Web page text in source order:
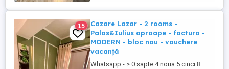
cele mai căutate zone din ...
15
Cazare Lazar - 2 rooms -
Palas&Iulius aproape - factura -
MODERN - bloc nou - vouchere
vacanță
Whatsapp - > 0 sapte 4 noua 5 cinci 8